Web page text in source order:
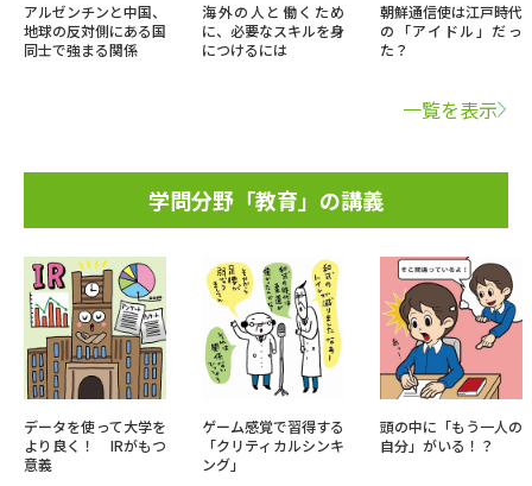
アルゼンチンと中国、
地球の反対側にある国
同士で強まる関係
海外の人と働くため
に、必要なスキルを身
につけるには
朝鮮通信使は江戸時代
の「アイドル」だっ
た？
一覧を表示
学問分野「教育」の講義
データを使って大学を
より良く！ IRがもつ
意義
ゲーム感覚で習得する
「クリティカルシンキ
ング」
頭の中に「もう一人の
自分」がいる！？